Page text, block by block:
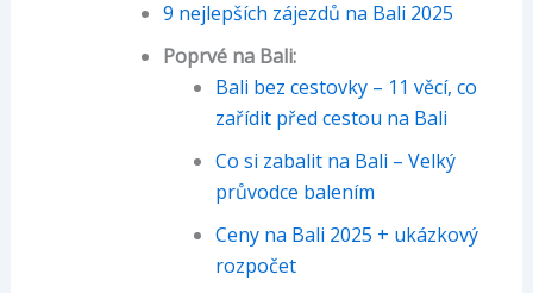
9 nejlepších zájezdů na Bali 2025
Poprvé na Bali:
Bali bez cestovky – 11 věcí, co
zařídit před cestou na Bali
Co si zabalit na Bali – Velký
průvodce balením
Ceny na Bali 2025 + ukázkový
rozpočet